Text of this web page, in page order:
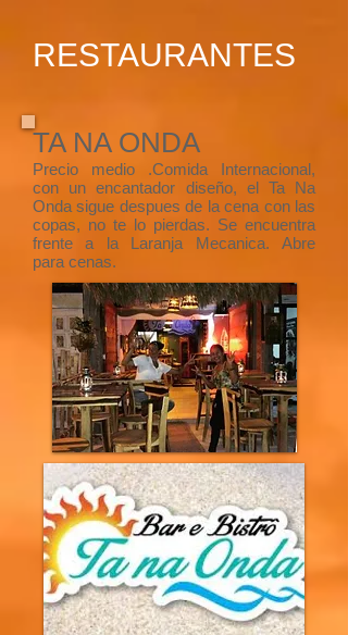
RESTAURANTES
TA NA ONDA
Precio medio .​Comida Internacional,
con un encantador diseño, el Ta Na
Onda sigue despues de la cena con las
copas, no te lo pierdas. Se encuentra
frente a la Laranja Mecanica. Abre
para cenas.